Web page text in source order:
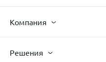
Компания
Решения